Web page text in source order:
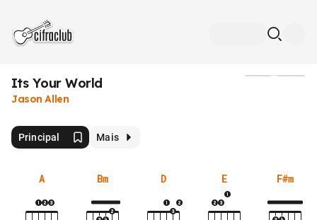
Its Your World
Jason Allen
Principal Mais
A Bm D E F#m